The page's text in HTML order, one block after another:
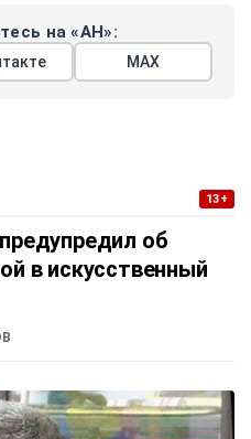
на «АН»:
МАХ
13+
об
в искусственный